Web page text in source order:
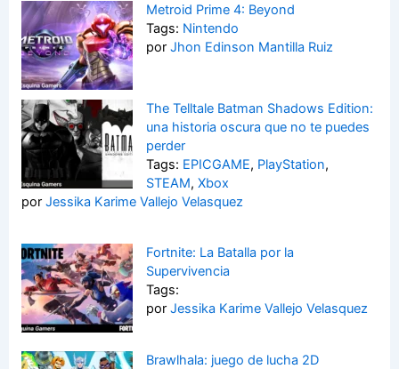
Metroid Prime 4: Beyond
Tags: Nintendo
por Jhon Edinson Mantilla Ruiz
The Telltale Batman Shadows Edition:
una historia oscura que no te puedes
perder
Tags: EPICGAME, PlayStation,
STEAM, Xbox
porJessika Karime Vallejo Velasquez
Fortnite: La Batalla por la
Supervivencia
Tags:
por Jessika Karime Vallejo Velasquez
Brawlhala: juego de lucha 2D